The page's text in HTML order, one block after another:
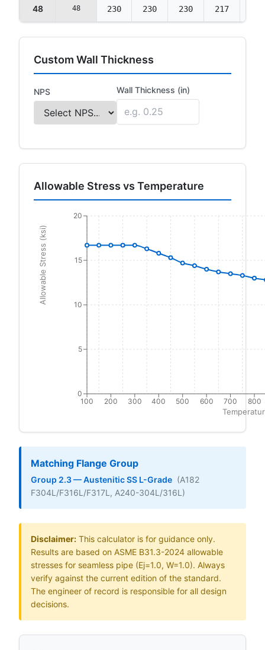
48 48 230 230 230 217
Custom Wall Thickness
NPS Wall Thickness (in)
Allowable Stress vs Temperature
100 200 300 400 500 600 700 800
0
5
10
15
20
Allowable Stress (ksi)
Matching Flange Group
Group 2.3 — Austenitic SS L-Grade (A182
F304L/F316L/F317L, A240-304L/316L)
Disclaimer: This calculator is for guidance only.
Results are based on ASME B31.3-2024 allowable
stresses for seamless pipe (Ej=1.0, W=1.0). Always
verify against the current edition of the standard.
The engineer of record is responsible for all design
decisions.